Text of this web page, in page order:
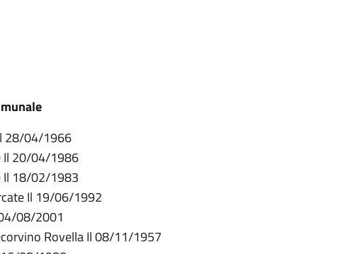
28/04/1966
Il 20/04/1986
Il 18/02/1983
Il 19/06/1992
08/2001
Rovella Il 08/11/1957